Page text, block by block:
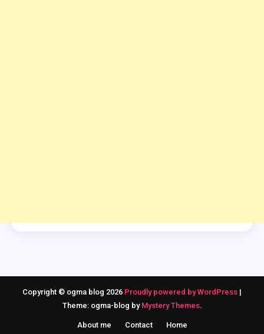
Copyright © ogma blog 2026 Proudly powered by WordPress |
Theme: ogma-blog by Mystery Themes.
About me Contact Home